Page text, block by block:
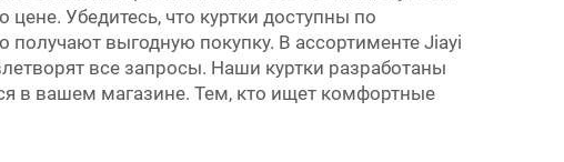
Убедитесь, что куртки доступны по
выгодную покупку. В ассортименте Jiayi
все запросы. Наши куртки разработаны
в вашем магазине. Тем, кто ищет комфортные